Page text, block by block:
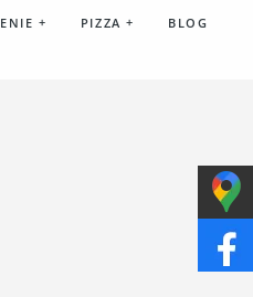
+ PIZZA +
BLOG